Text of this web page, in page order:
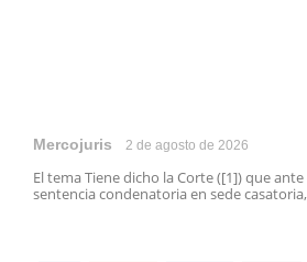
Mercojuris 2 de agosto de 2026
El tema Tiene dicho la Corte ([1]) que
sentencia condenatoria en sede